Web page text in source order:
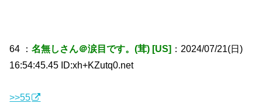
64 ：名無しさん＠涙目です。(茸) [US] ：2024/07/21(日)
16:54:45.45 ID:xh+KZutq0.net
>>55